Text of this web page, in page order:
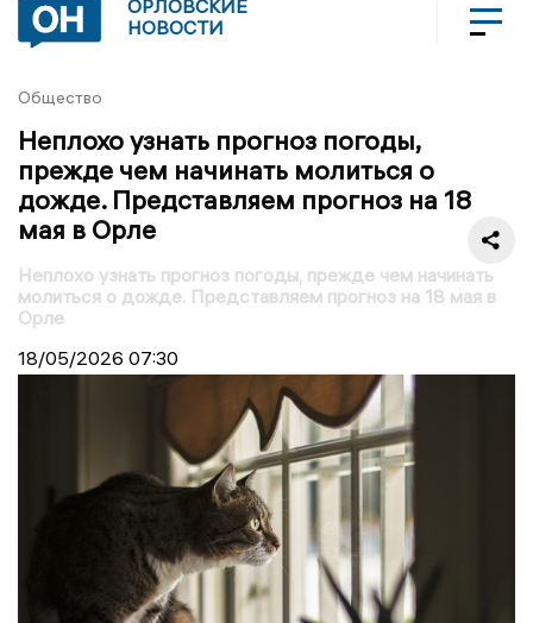
ОРЛОВСКИЕ
НОВОСТИ
Общество
Неплохо узнать прогноз погоды,
прежде чем начинать молиться о
дожде. Представляем прогноз на 18
мая в Орле
Неплохо узнать прогноз погоды, прежде чем начинать
молиться о дожде. Представляем прогноз на 18 мая в
Орле
18/05/2026 07:30